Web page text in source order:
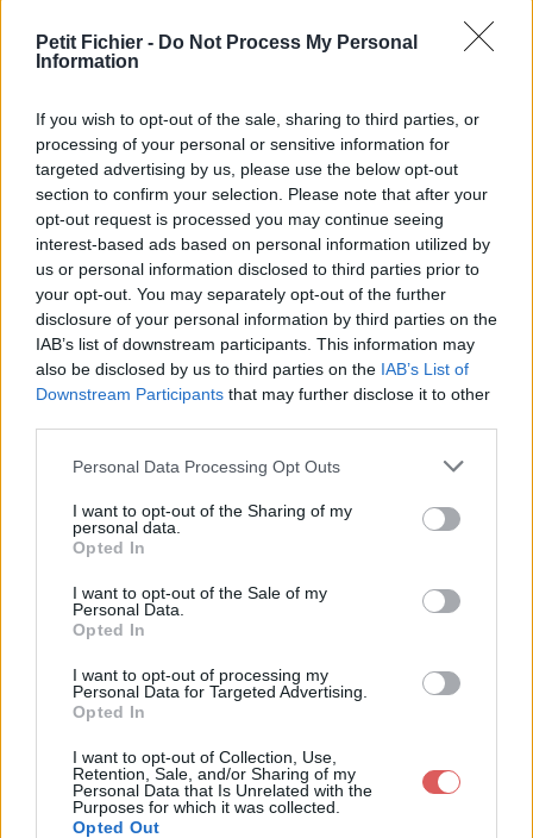
Petit Fichier - Do Not Process My Personal
Information
If you wish to opt-out of the sale, sharing to third parties, or
processing of your personal or sensitive information for
targeted advertising by us, please use the below opt-out
section to confirm your selection. Please note that after your
opt-out request is processed you may continue seeing
interest-based ads based on personal information utilized by
us or personal information disclosed to third parties prior to
your opt-out. You may separately opt-out of the further
disclosure of your personal information by third parties on the
IAB’s list of downstream participants. This information may
also be disclosed by us to third parties on the IAB’s List of
Downstream Participants that may further disclose it to other
Personal Data Processing Opt Outs
I want to opt-out of the Sharing of my
personal data.
Opted In
I want to opt-out of the Sale of my
Personal Data.
Opted In
I want to opt-out of processing my
Personal Data for Targeted Advertising.
Opted In
I want to opt-out of Collection, Use,
Retention, Sale, and/or Sharing of my
Personal Data that Is Unrelated with the
Purposes for which it was collected.
Opted Out
Aperçu du fichier
Partager le fichier jeunes.htm sur
le Web et les réseaux sociaux:
Télécharger le fichier jeunes.htm